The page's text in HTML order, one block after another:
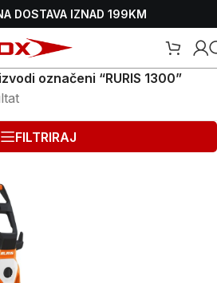
DOSTAVA IZNAD 199KM
označeni “RURIS 1300”
FILTRIRAJ